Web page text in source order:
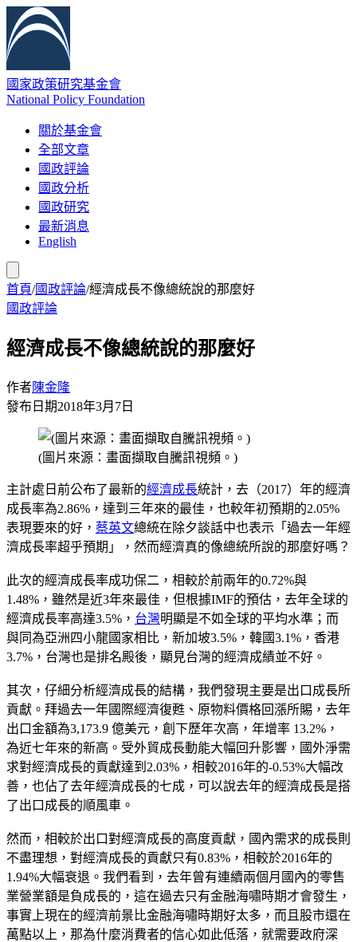
國家政策研究基金會
National Policy Foundation
關於基金會
全部文章
國政評論
國政分析
國政研究
最新消息
English
首頁/國政評論/經濟成長不像總統說的那麼好
國政評論
經濟成長不像總統說的那麼好
作者陳金隆
發布日期2018年3月7日
(圖片來源：畫面擷取自騰訊視頻。)
主計處日前公布了最新的經濟成長統計，去（2017）年的經濟
成長率為2.86%，達到三年來的最佳，也較年初預期的2.05%
表現要來的好， 蔡英文總統在除夕談話中也表示「過去一年經
濟成長率超乎預期」，然而經濟真的像總統所說的那麼好嗎？
此次的經濟成長率成功保二，相較於前兩年的0.72%與
1.48%，雖然是近3年來最佳，但根據IMF的預估，去年全球的
經濟成長率高達3.5%， 台灣明顯是不如全球的平均水準；而
與同為亞洲四小龍國家相比，新加坡3.5%，韓國3.1%，香港
3.7%，台灣也是排名殿後，顯見台灣的經濟成績並不好。
其次，仔細分析經濟成長的結構，我們發現主要是出口成長所
貢獻。拜過去一年國際經濟復甦、原物料價格回漲所賜，去年
出口金額為3,173.9 億美元，創下歷年次高，年增率 13.2%，
為近七年來的新高。受外貿成長動能大幅回升影響，國外淨需
求對經濟成長的貢獻達到2.03%，相較2016年的-0.53%大幅改
善，也佔了去年經濟成長的七成，可以說去年的經濟成長是搭
了出口成長的順風車。
然而，相較於出口對經濟成長的高度貢獻，國內需求的成長則
不盡理想，對經濟成長的貢獻只有0.83%，相較於2016年的
1.94%大幅衰退。我們看到，去年曾有連續兩個月國內的零售
業營業額是負成長的，這在過去只有金融海嘯時期才會發生，
事實上現在的經濟前景比金融海嘯時期好太多，而且股市還在
萬點以上，那為什麼消費者的信心如此低落，就需要政府深